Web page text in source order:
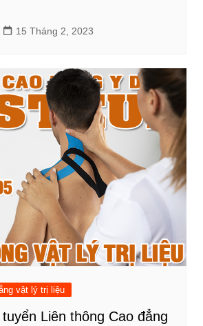
15 Tháng 2, 2023
vật lý trị liệu
Liên thông Cao đẳng